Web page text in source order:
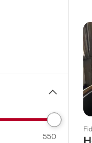
cette catégorie)
cette catégorie)
550